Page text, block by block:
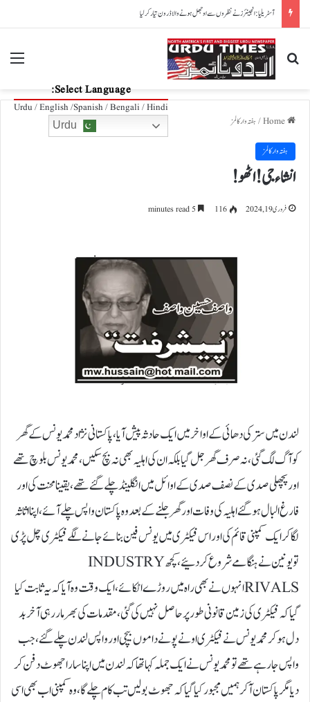
Select Language:
Urdu / English /Spanish / Bengali / Hindi
ورلڈ ٹیسٹ چیمپئن شپ: پوائنٹس ٹیبل پر پاکستان نے ویسٹ انڈیز کو پیچھے چھوڑ دیا
Search for
/ ہفتہ وار کالمز
ہفتہ وار کالمز
انشاء جی! اٹھو!
فروری 19, 2024 116
لندن میں ستر کی دھائی کے اواخر میں ایک حادثہ پیش آیا، پاکستانی نژاد محمد یونس کے گھر
کو آگ لگ گئی، نہ صرف گھر جل گیا بلکہ ان کی اہلیہ بھی نہ بچ سکیں، محمد یونس بلوچ تھے
اور پچھلی صدی کے نصف صدی کے اوائل میں انگلینڈ چلے گئے تھے، یقینا محنت کی اور
فارغ البال ہو گئے اہلیہ کی وفات اور گھر جلنے کے بعد وہ پاکستان واپس چلے آئے، اپنا اثاثہ
لگا کر ایک کمپنی قائم کی اور اس فیکٹری میں یونس فین بنائے جانے لگے فیکٹری چل پڑی
تو یونین نے ہنگامے شروع کر دئیے، کچھ INDUSTRY
RIVALSانہوں نے بھی راہ میں روڑے اٹکائے، ایک وقت وہ آیا کہ یہ ثابت کیا
گیا کہ فیکٹری کی زمین قانونی طور پر حاصل نہیں کی گئی، مقدمات کی بھرمار رہی آخر بد
دل ہو کر محمد یونس نے فیکٹری اونے پونے داموں بیچی اور واپس لندن چلے گئے، جب
واپس جارہے تھے تو محمد یونس نے ایک جملہ کہا تھا کہ لندن میں اپنا سارا جھوٹ دفن کر
دیا مگر پاکستان آ کر ہمیں مجبور کیا گیا کہ جھوٹ بولیں تب کام چلے گا، وہ کمپنی اب بھی اسی